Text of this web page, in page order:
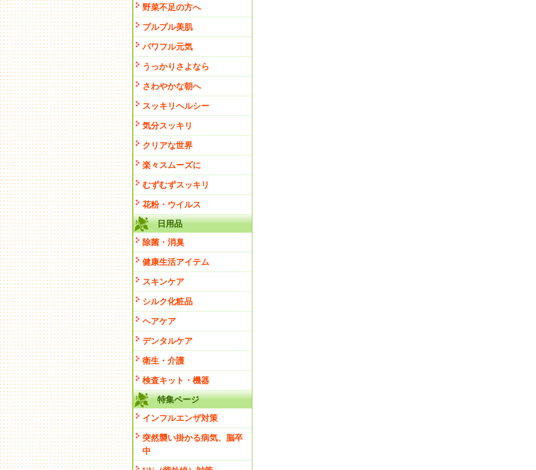
野菜不足の方へ
プルプル美肌
パワフル元気
うっかりさよなら
さわやかな朝へ
スッキリヘルシー
気分スッキリ
クリアな世界
楽々スムーズに
むずむずスッキリ
花粉・ウイルス
日用品
除菌・消臭
健康生活アイテム
スキンケア
シルク化粧品
ヘアケア
デンタルケア
衛生・介護
検査キット・機器
特集ページ
インフルエンザ対策
突然襲い掛かる病気、脳卒
中